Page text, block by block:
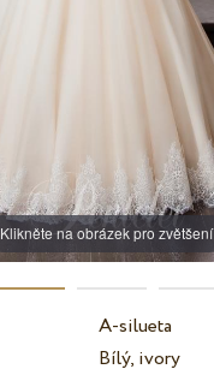
Klikněte na obrázek pro zvětšení
A-silueta
Bílý, ivory